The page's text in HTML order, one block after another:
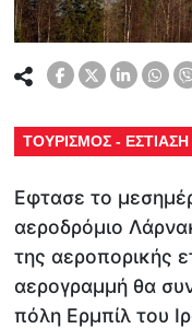
ΤΟΥΡΙΣΜΟΣ - ΕΣΤΙΑΣΗ
Εφτασε το
αεροδρόμιο
της αεροπορικής
αερογραμμή θα
πόλη Ερμπίλ του